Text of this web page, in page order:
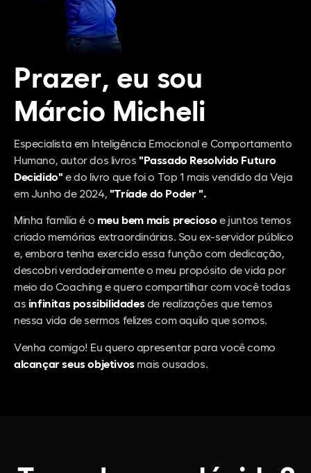
Prazer, eu sou
Márcio Micheli
Especialista em Inteligência Emocional e Comportamento
Humano, autor dos livros "Passado Resolvido Futuro
Decidido" e do livro que foi o Top 1 mais vendido da Veja
em Junho de 2024, "Tríade do Poder ".
Minha família é o meu bem mais precioso e juntos temos
criado memórias extraordinárias. Sou ex-servidor público
e, embora tenha exercido essa função com dedicação,
descobri verdadeiramente o meu propósito de vida por
meio do Coaching e quero compartilhar com você todas
as infinitas possibilidadesde realizações que temos
nessa vida de sermos felizes com aquilo que somos.
Venha comigo! Eu quero apresentar para você como
alcançar seus objetivosmais ousados.